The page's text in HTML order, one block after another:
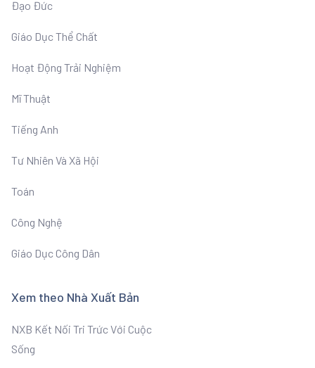
Đạo Đức
Giáo Dục Thể Chất
Hoạt Động Trải Nghiệm
Mĩ Thuật
Tiếng Anh
Tư Nhiên Và Xã Hội
Toán
Công Nghệ
Giáo Dục Công Dân
Xem theo Nhà Xuất Bản
NXB Kết Nối Tri Trức Với Cuộc
Sống